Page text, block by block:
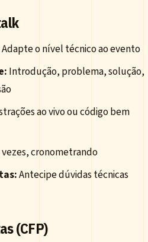
Adapte o nível técnico ao evento
Introdução, problema, solução,
ao vivo ou código bem
vezes, cronometrando
Antecipe dúvidas técnicas
(CFP)